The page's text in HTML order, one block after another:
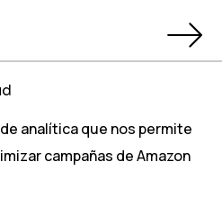
analítica que nos permite
campañas de Amazon